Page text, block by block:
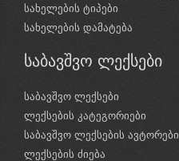
სახელების ტიპები
სახელების დამატება
საბავშვო ლექსები
საბავშვო ლექსები
ლექსების კატეგორიები
საბავშვო ლექსების ავტორები
ლექსების ძიება